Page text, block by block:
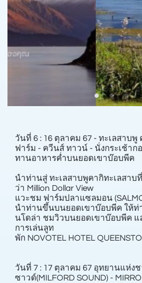
วันที่ 6 : 16 ตุลาคม 67 - ทะเลสาบ
ฟาร์ม - ควีนส์ ทาวน์ - นั่งกระเช้าก
ทานอาหารคํ่าบนยอดเขาบ๊อบพีค
นําท่านสู่ ทะเลสาบพูคากิทะเลสาบ
ว่า Million Dollar View
แวะชม ฟาร์มปลาแซลมอน
นําท่านขึ้นบนยอดเขาบ๊อบพีค ให้ท่
นโดล่า ชมวิวบนยอดเขาบ๊อบพีค
การเล่นลูท
พัก NOVOTEL HOTEL
วันที่ 7 : 17 ตุลาคม 67 อุทยานแห่ง
ซาวด์(MILFORD SOUND) -